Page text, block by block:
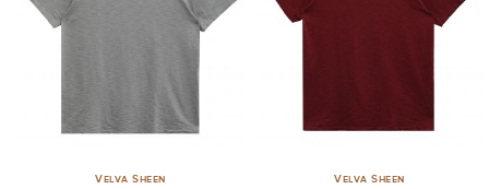
Velva Sheen
Velva Sheen